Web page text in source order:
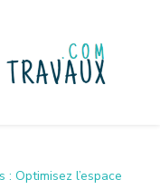
Optimisez l’espace